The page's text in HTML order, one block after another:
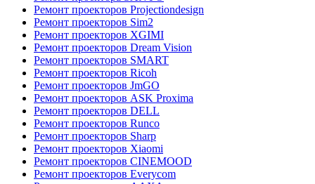
Ремонт проекторов Projectiondesign
Ремонт проекторов Sim2
Ремонт проекторов XGIMI
Ремонт проекторов Dream Vision
Ремонт проекторов SMART
Ремонт проекторов Ricoh
Ремонт проекторов JmGO
Ремонт проекторов ASK Proxima
Ремонт проекторов DELL
Ремонт проекторов Runco
Ремонт проекторов Sharp
Ремонт проекторов Xiaomi
Ремонт проекторов CINEMOOD
Ремонт проекторов Everycom